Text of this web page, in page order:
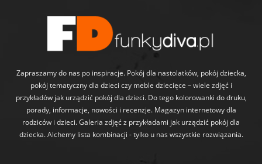
Zapraszamy do nas po inspiracje. Pokój dla nastolatków, pokój dziecka,
pokój tematyczny dla dzieci czy meble dziecięce – wiele zdjęć i
przykładów jak urządzić pokój dla dzieci. Do tego kolorowanki do druku,
porady, informacje, nowości i recenzje. Magazyn internetowy dla
rodziców i dzieci. Galeria zdjęć z przykładami jak urządzić pokój dla
dziecka. Alchemy lista kombinacji - tylko u nas wszystkie rozwiązania.